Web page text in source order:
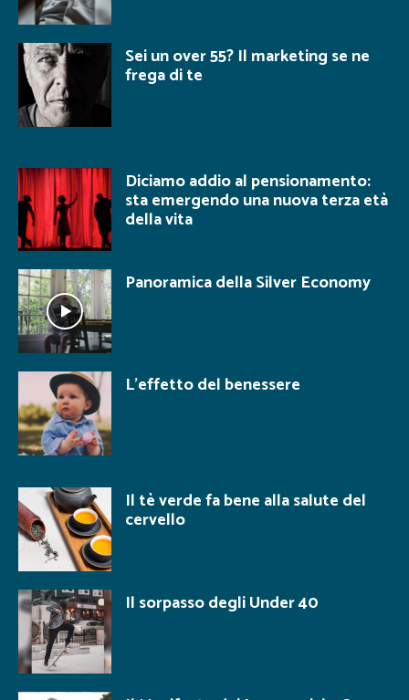
Sei un over 55? Il marketing se ne
frega di te
Diciamo addio al pensionamento:
sta emergendo una nuova terza età
della vita
Panoramica della Silver Economy
L’effetto del benessere
Il tè verde fa bene alla salute del
cervello
Il sorpasso degli Under 40